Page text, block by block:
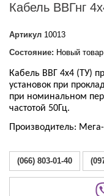
Кабель ВВГнг
Артикул 10013
Состояние: Новый товар
Кабель ВВГ 4х4 (ТУ)
установок при
при номинальном
частотой 50Гц.
Производитель:
(066) 803-01-40